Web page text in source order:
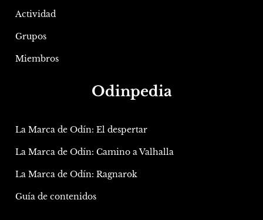
Actividad
Grupos
Miembros
Odinpedia
La Marca de Odín: El despertar
La Marca de Odín: Camino a Valhalla
La Marca de Odín: Ragnarok
Guía de contenidos